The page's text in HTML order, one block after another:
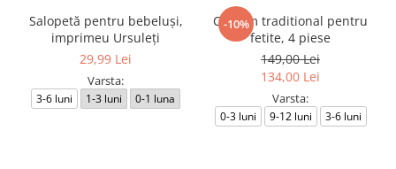
Salopetă pentru bebeluși,
imprimeu Ursuleți
29,99 Lei
Varsta:
3-6 luni 1-3 luni 0-1 luna
-10%
Costum traditional pentru
fetite, 4 piese
149,00 Lei
134,00 Lei
Varsta:
0-3 luni 9-12 luni 3-6 luni